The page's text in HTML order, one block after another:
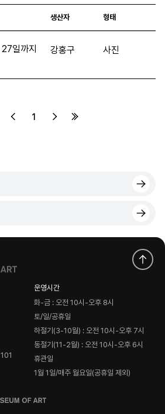
생산자 형태
일까지
강홍구 사진
1
운영시간
화-금 : 오전 10시-오후 8시
토/일/공휴일
하절기(3-10월) : 오전 10시-오후 7시
동절기(11-2월) : 오전 10시-오후 6시
휴관일
1월 1일/매주 월요일(공휴일 제외)